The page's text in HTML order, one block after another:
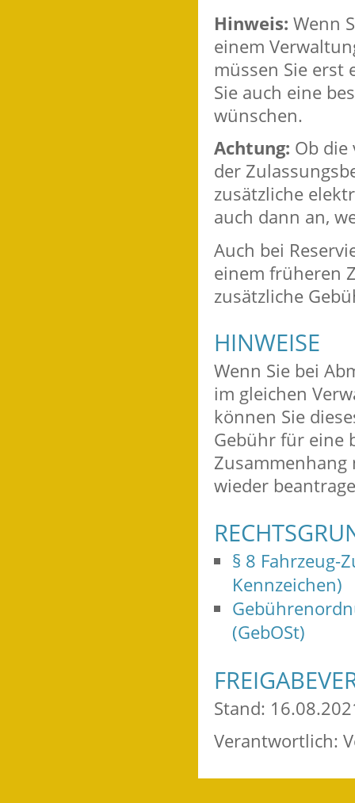
Hinweis: Wenn
einem
müssen Sie erst
Sie auch eine
wünschen.
Achtung: Ob
der
zusätzliche
auch dann an,
Auch bei
einem früheren
zusätzliche
HINWEISE
Wenn Sie bei
im gleichen
können Sie
Gebühr für eine
Zusammenhang
wieder
§ 8 Fahrzeug-
Kennzeichen)
(GebOSt)
Stand:
Verantwortlich: